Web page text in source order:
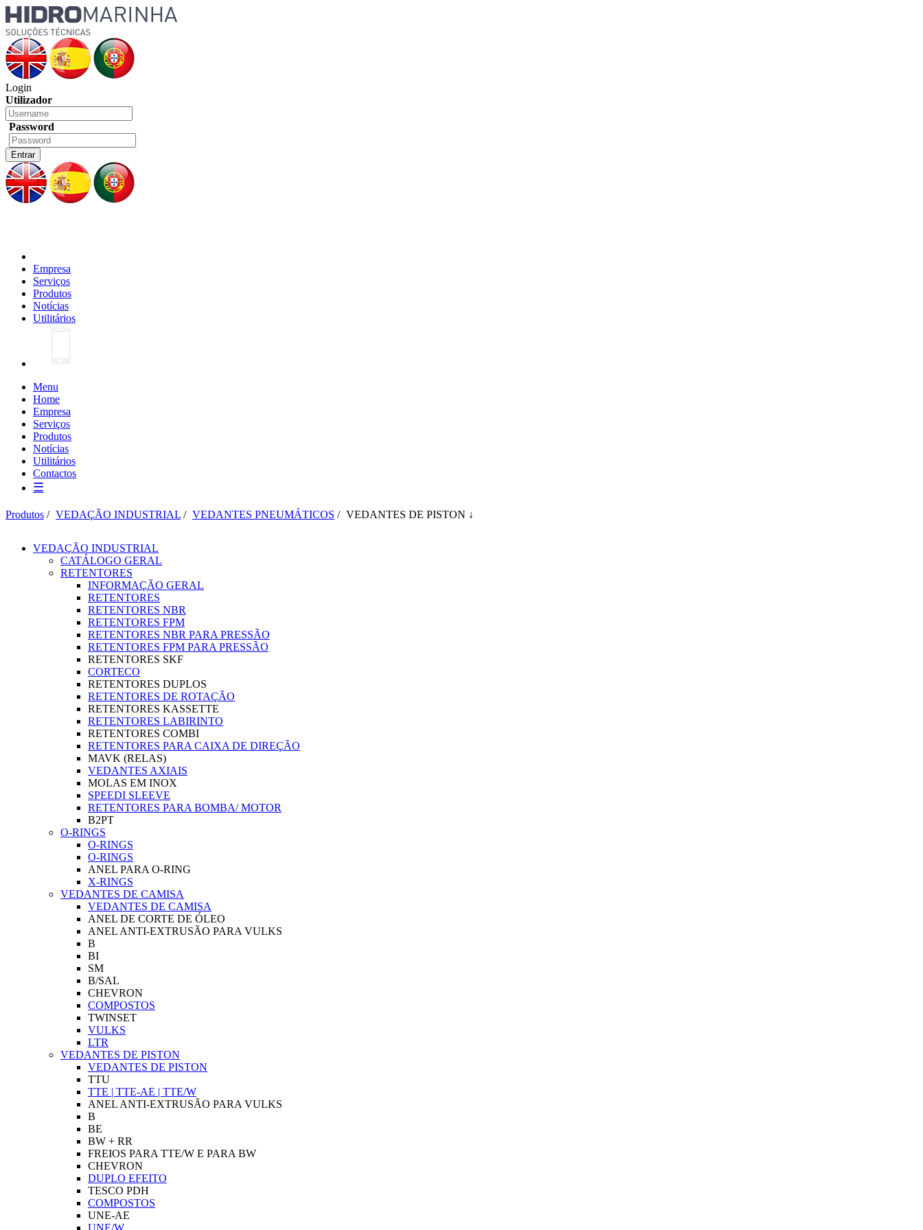
Login
Utilizador
Password
Empresa
Serviços
Produtos
Notícias
Utilitários
Menu
Home
Empresa
Serviços
Produtos
Notícias
Utilitários
Contactos
☰
Produtos / VEDAÇÃO INDUSTRIAL / VEDANTES PNEUMÁTICOS / VEDANTES DE PISTON ↓
VEDAÇÃO INDUSTRIAL
CATÁLOGO GERAL
RETENTORES
INFORMAÇÃO GERAL
RETENTORES
RETENTORES NBR
RETENTORES FPM
RETENTORES NBR PARA PRESSÃO
RETENTORES FPM PARA PRESSÃO
RETENTORES SKF
CORTECO
RETENTORES DUPLOS
RETENTORES DE ROTAÇÃO
RETENTORES KASSETTE
RETENTORES LABIRINTO
RETENTORES COMBI
RETENTORES PARA CAIXA DE DIREÇÃO
MAVK (RELAS)
VEDANTES AXIAIS
MOLAS EM INOX
SPEEDI SLEEVE
RETENTORES PARA BOMBA/ MOTOR
B2PT
O-RINGS
O-RINGS
O-RINGS
ANEL PARA O-RING
X-RINGS
VEDANTES DE CAMISA
VEDANTES DE CAMISA
ANEL DE CORTE DE ÓLEO
ANEL ANTI-EXTRUSÃO PARA VULKS
B
BI
SM
B/SAL
CHEVRON
COMPOSTOS
TWINSET
VULKS
LTR
VEDANTES DE PISTON
VEDANTES DE PISTON
TTU
TTE | TTE-AE | TTE/W
ANEL ANTI-EXTRUSÃO PARA VULKS
B
BE
BW + RR
FREIOS PARA TTE/W E PARA BW
CHEVRON
DUPLO EFEITO
TESCO PDH
COMPOSTOS
UNE-AE
UNE/W